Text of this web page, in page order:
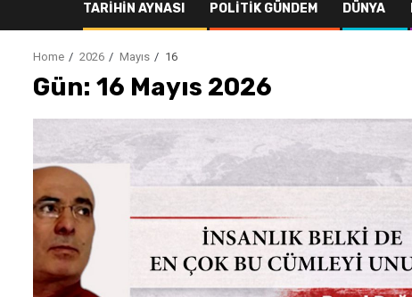
TARIHIN AYNASI POLITIK GÜNDEM DÜNYA
Home 2026 Mayıs 16
Gün: 16 Mayıs 2026